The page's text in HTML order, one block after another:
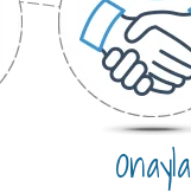
Onayla